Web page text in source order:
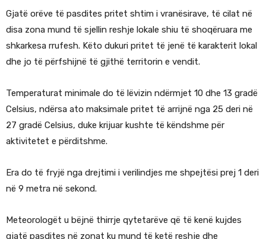
Gjatë orëve të pasdites pritet shtim i vranësirave, të cilat në
disa zona mund të sjellin reshje lokale shiu të shoqëruara me
shkarkesa rrufesh. Këto dukuri pritet të jenë të karakterit lokal
dhe jo të përfshijnë të gjithë territorin e vendit.
Temperaturat minimale do të lëvizin ndërmjet 10 dhe 13 gradë
Celsius, ndërsa ato maksimale pritet të arrijnë nga 25 deri në
27 gradë Celsius, duke krijuar kushte të këndshme për
aktivitetet e përditshme.
Era do të fryjë nga drejtimi i verilindjes me shpejtësi prej 1 deri
në 9 metra në sekond.
Meteorologët u bëjnë thirrje qytetarëve që të kenë kujdes
gjatë pasdites në zonat ku mund të ketë reshje dhe